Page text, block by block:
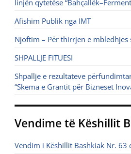
linjën qytetëse
Afishim Publik nga IMT
Njoftim – Për thirrjen e mbledhjes
SHPALLJE FITUESI
Shpallje e rezultateve
“Skema e Grantit për Bizneset
Vendime të Këshillit
Vendim i Këshillit Bashkiak Nr. 63